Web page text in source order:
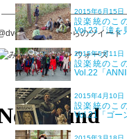
からのツイート
2015年6月15日
設楽統のこ
Vol.23「滝を
2015年5月11日
設楽統のこ
Vol.22「
2015年4月10日
設楽統のこ
Vol.21「ゴー